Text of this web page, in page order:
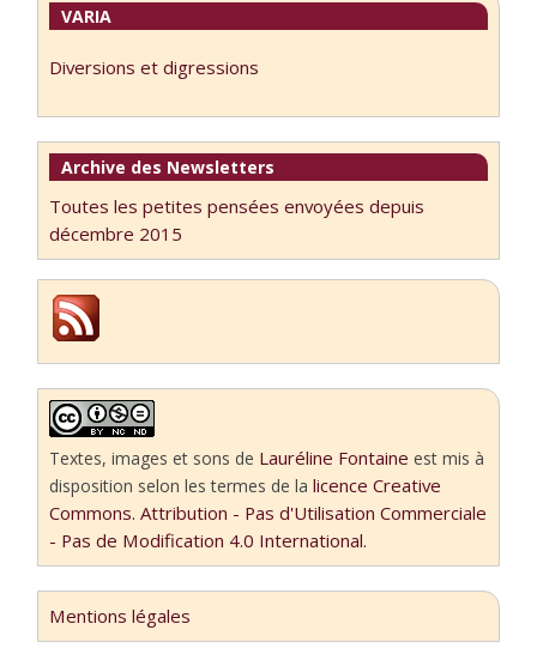
VARIA
Diversions et digressions
Archive des Newsletters
Toutes les petites pensées envoyées depuis
décembre 2015
Textes, images et sons de Lauréline Fontaine est mis à
disposition selon les termes de lalicence Creative
Commons. Attribution - Pas d'Utilisation Commerciale
- Pas de Modification 4.0 International.
Mentions légales